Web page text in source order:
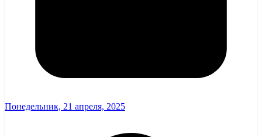
Понедельник, 21 апреля, 2025